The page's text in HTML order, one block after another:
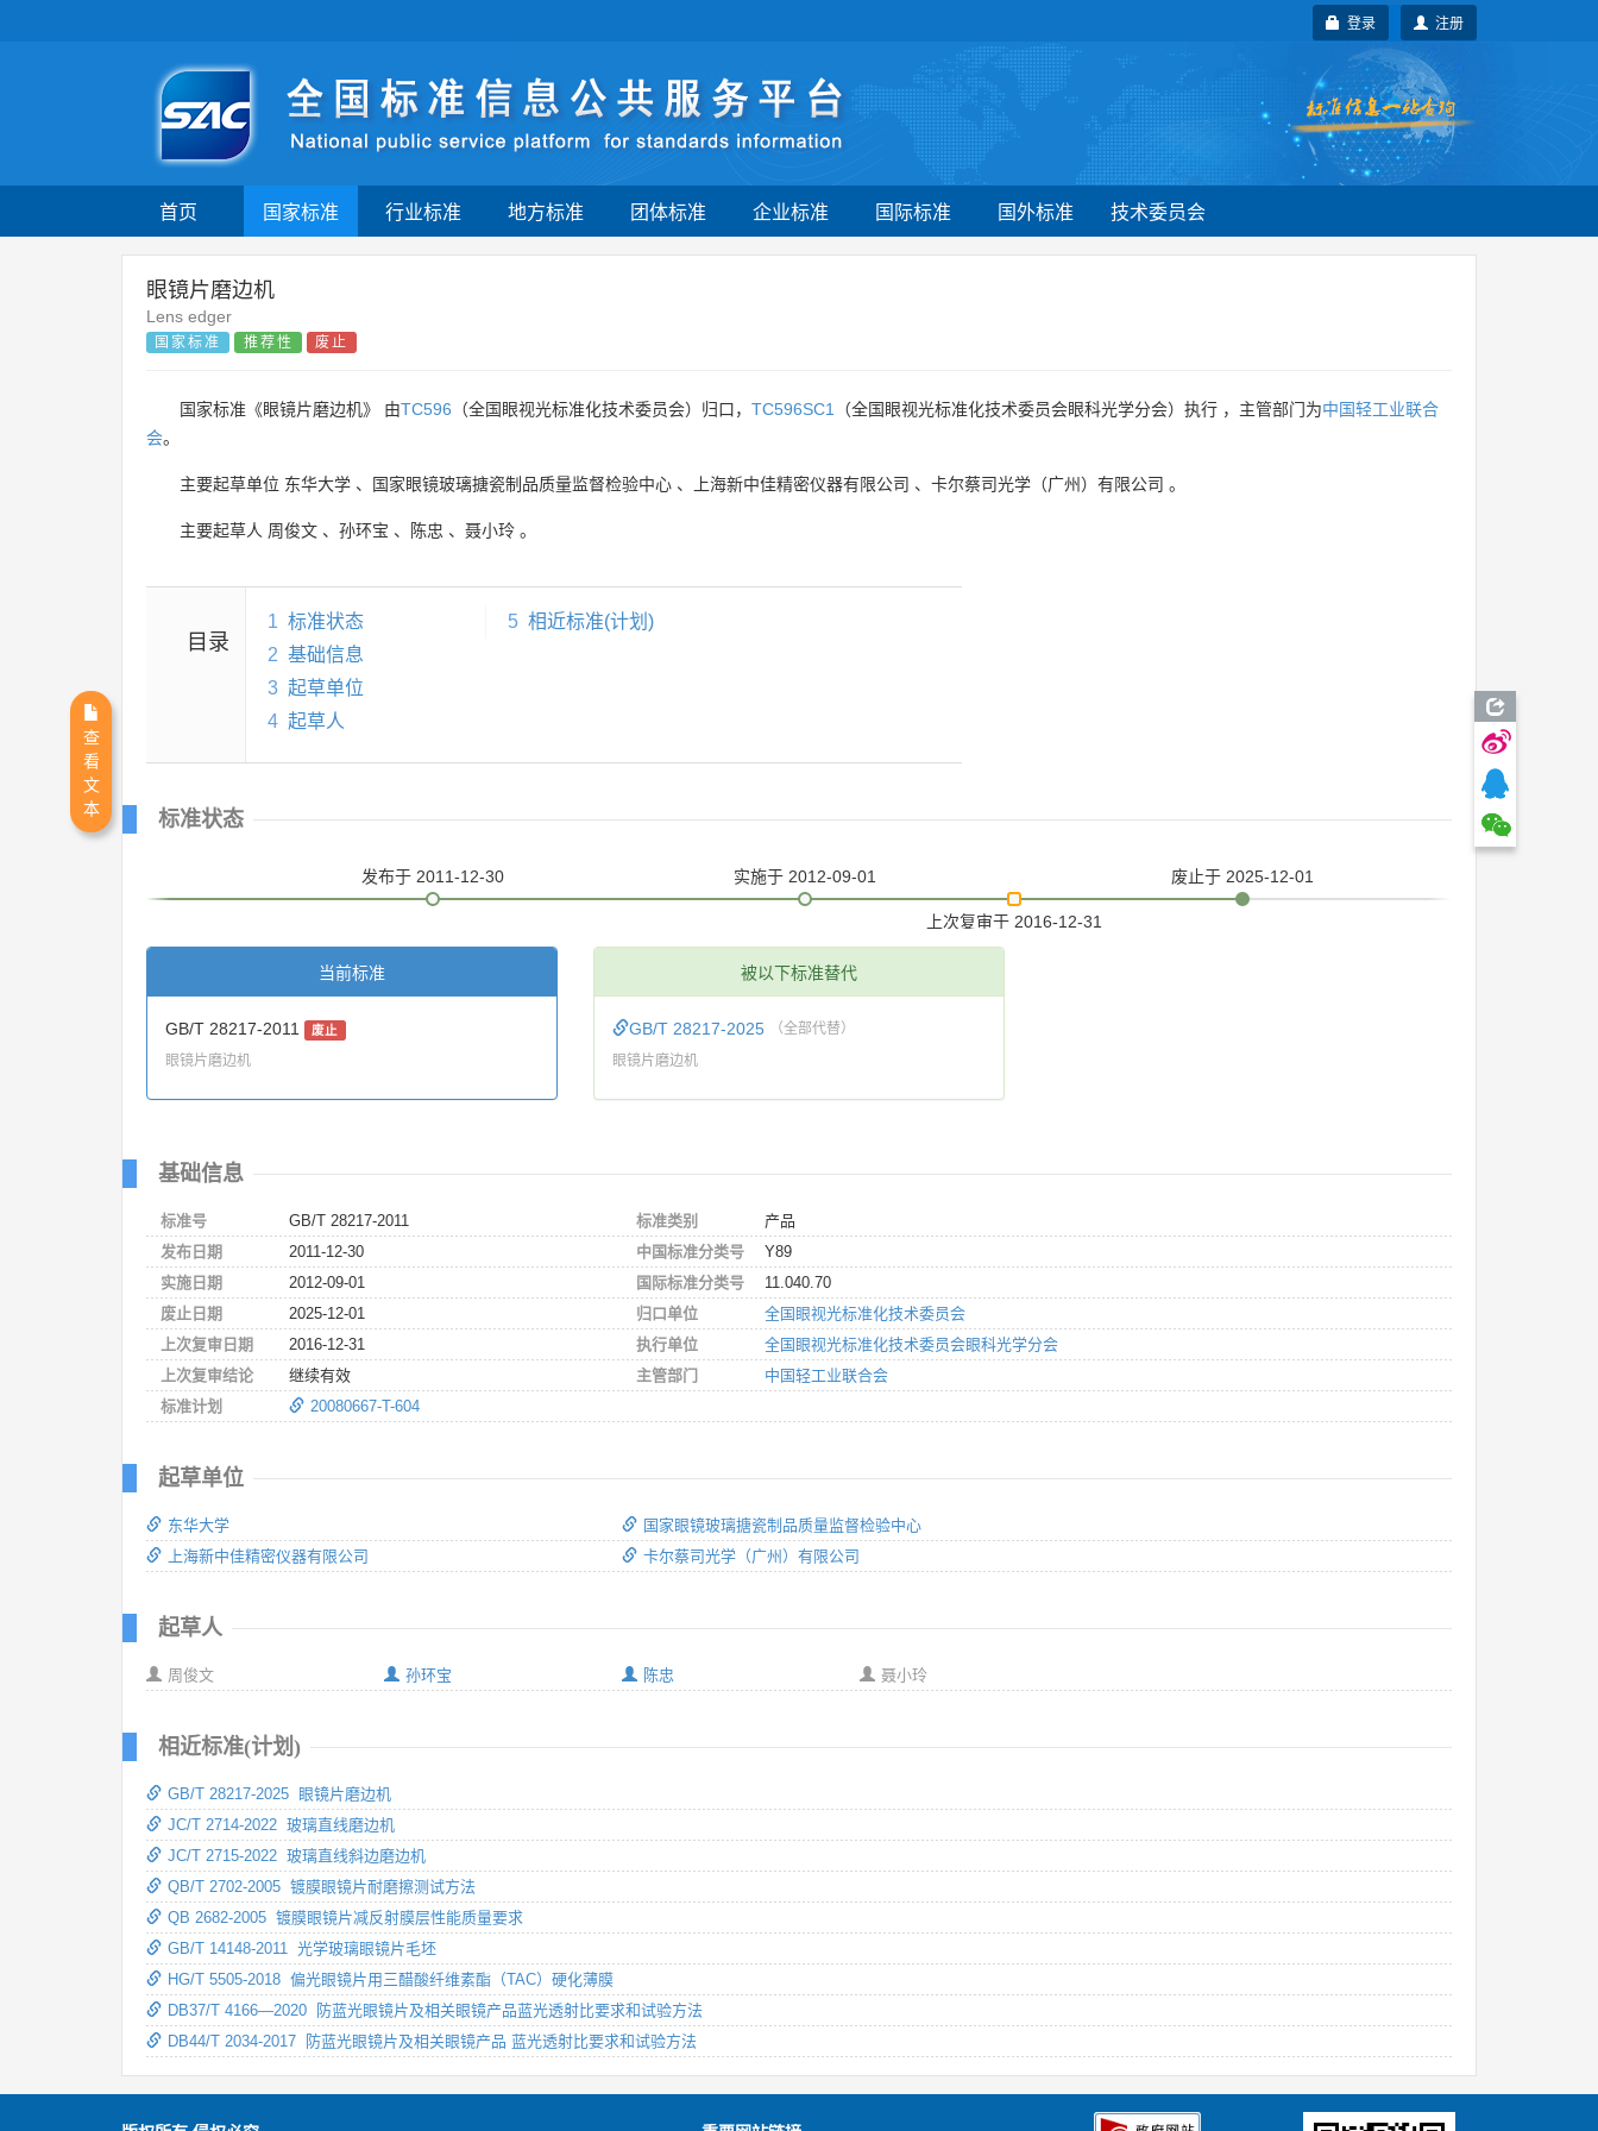
注册
登录
首页 国家标准 行业标准 地方标准 团体标准 企业标准 国际标准 国外标准 技术委员会
眼镜片磨边机
Lens edger
国家标准 推荐性 废止
国家标准《眼镜片磨边机》 由TC596 （全国眼视光标准化技术委员会）归口， TC596SC1 （全国眼视光标准化技术委员会眼科光学分会）执行 ，主管部门为中国轻工业联合
会。
主要起草单位 东华大学 、 国家眼镜玻璃搪瓷制品质量监督检验中心 、 上海新中佳精密仪器有限公司 、 卡尔蔡司光学（广州）有限公司 。
主要起草人 周俊文 、 孙环宝 、 陈忠 、 聂小玲 。
目录
1 标准状态
2 基础信息
3 起草单位
4 起草人
5 相近标准(计划)
标准状态
发布于 2011-12-30 实施于 2012-09-01
上次复审于 2016-12-31
废止于 2025-12-01
当前标准
GB/T 28217-2011 废止
眼镜片磨边机
被以下标准替代
GB/T 28217-2025 （全部代替）
眼镜片磨边机
基础信息
标准号
GB/T 28217-2011
发布日期
2011-12-30
实施日期
2012-09-01
废止日期
2025-12-01
上次复审日期
2016-12-31
上次复审结论
继续有效
标准计划
20080667-T-604
标准类别
产品
中国标准分类号
Y89
国际标准分类号
11.040.70
归口单位
全国眼视光标准化技术委员会
执行单位
全国眼视光标准化技术委员会眼科光学分会
主管部门
中国轻工业联合会
起草单位
东华大学
上海新中佳精密仪器有限公司
国家眼镜玻璃搪瓷制品质量监督检验中心
卡尔蔡司光学（广州）有限公司
起草人
周俊文 孙环宝 陈忠 聂小玲
相近标准(计划)
GB/T 28217-2025 眼镜片磨边机
JC/T 2714-2022 玻璃直线磨边机
JC/T 2715-2022 玻璃直线斜边磨边机
QB/T 2702-2005 镀膜眼镜片耐磨擦测试方法
QB 2682-2005 镀膜眼镜片减反射膜层性能质量要求
GB/T 14148-2011 光学玻璃眼镜片毛坯
HG/T 5505-2018 偏光眼镜片用三醋酸纤维素酯（TAC）硬化薄膜
DB37/T 4166—2020 防蓝光眼镜片及相关眼镜产品蓝光透射比要求和试验方法
DB44/T 2034-2017 防蓝光眼镜片及相关眼镜产品 蓝光透射比要求和试验方法
查
看
文
本